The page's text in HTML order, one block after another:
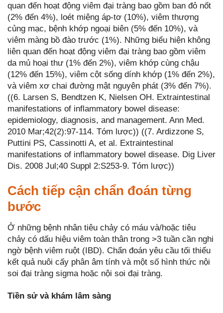
quan đến hoạt động viêm đại tràng bao gồm ban đỏ nốt
(2% đến 4%), loét miệng áp-tơ (10%), viêm thượng
củng mạc, bệnh khớp ngoại biên (5% đến 10%), và
viêm màng bồ đào trước (1%). Những biểu hiện không
liên quan đến hoạt động viêm đại tràng bao gồm viêm
da mủ hoại thư (1% đến 2%), viêm khớp cùng chậu
(12% đến 15%), viêm cột sống dính khớp (1% đến 2%),
và viêm xơ chai đường mật nguyên phát (3% đến 7%).
((6. Larsen S, Bendtzen K, Nielsen OH. Extraintestinal
manifestations of inflammatory bowel disease:
epidemiology, diagnosis, and management. Ann Med.
2010 Mar;42(2):97-114. Tóm lược)) ((7. Ardizzone S,
Puttini PS, Cassinotti A, et al. Extraintestinal
manifestations of inflammatory bowel disease. Dig Liver
Dis. 2008 Jul;40 Suppl 2:S253-9. Tóm lược))
Cách tiếp cận chẩn đoán từng
bước
Ở những bệnh nhân tiêu chảy có máu và/hoặc tiêu
chảy có dấu hiệu viêm toàn thân trong >3 tuần cần nghi
ngờ bệnh viêm ruột (IBD). Chẩn đoán yêu cầu tối thiểu
kết quả nuôi cấy phân âm tính và một số hình thức nội
soi đại tràng sigma hoặc nội soi đại tràng.
Tiền sử và khám lâm sàng